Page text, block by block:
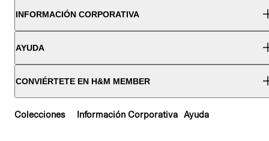
INFORMACIÓN CORPORATIVA
AYUDA
CONVIÉRTETE EN H&M MEMBER
Colecciones Información Corporativa Ayuda